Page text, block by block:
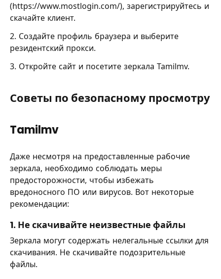
(https://www.mostlogin.com/), зарегистрируйтесь и
скачайте клиент.
2. Создайте профиль браузера и выберите
резидентский прокси.
3. Откройте сайт и посетите зеркала Tamilmv.
Советы по безопасному просмотру
Tamilmv
Даже несмотря на предоставленные рабочие
зеркала, необходимо соблюдать меры
предосторожности, чтобы избежать
вредоносного ПО или вирусов. Вот некоторые
рекомендации:
1. Не скачивайте неизвестные файлы
Зеркала могут содержать нелегальные ссылки для
скачивания. Не скачивайте подозрительные
файлы.